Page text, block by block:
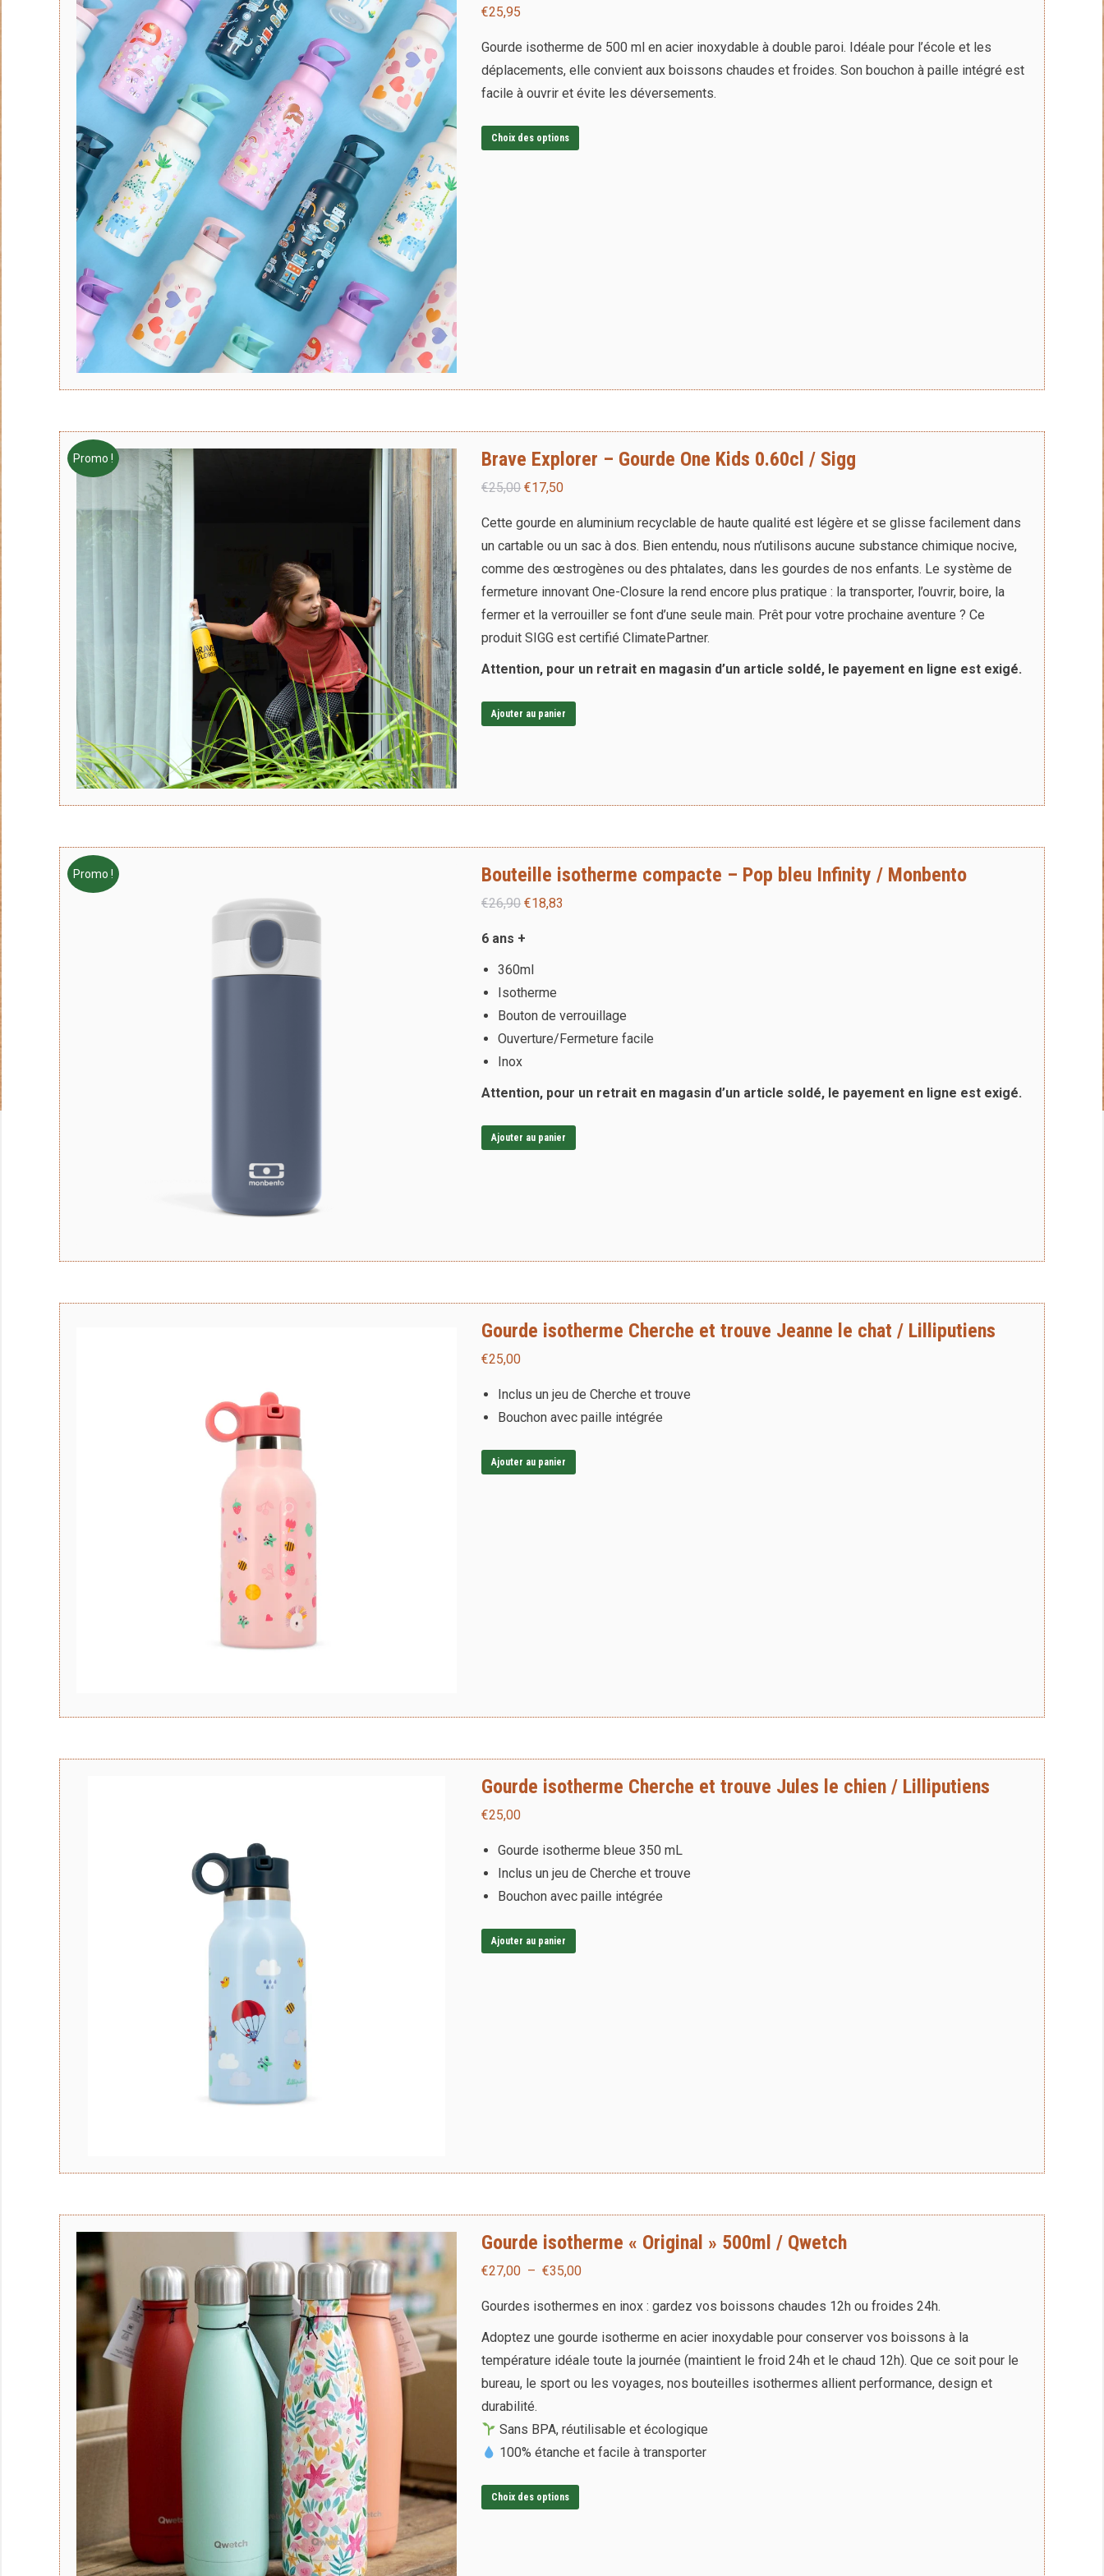
au
plus
ancien
€25,95
Gourde isotherme de 500 ml en acier inoxydable à double paroi. Idéale pour l’école et les
déplacements, elle convient aux boissons chaudes et froides. Son bouchon à paille intégré est
facile à ouvrir et évite les déversements.
Choix des options
la
du
produit
Promo ! Brave Explorer – Gourde One Kids 0.60cl / Sigg
€25,00 Le
initial
était :
€25,00.
€17,50Le
actuel
est :
€17,50.
Cette gourde en aluminium recyclable de haute qualité est légère et se glisse facilement dans
un cartable ou un sac à dos. Bien entendu, nous n’utilisons aucune substance chimique nocive,
comme des œstrogènes ou des phtalates, dans les gourdes de nos enfants. Le système de
fermeture innovant One-Closure la rend encore plus pratique : la transporter, l’ouvrir, boire, la
fermer et la verrouiller se font d’une seule main. Prêt pour votre prochaine aventure ? Ce
produit SIGG est certifié ClimatePartner.
Attention, pour un retrait en magasin d’un article soldé, le payement en ligne est exigé.
Ajouter au panier
Promo ! Bouteille isotherme compacte – Pop bleu Infinity / Monbento
€26,90 Le
était :
€26,90.
€18,83
6 ans +
360ml
Isotherme
Bouton de verrouillage
Ouverture/Fermeture facile
Inox
Attention, pour un retrait en magasin d’un article soldé, le payement en ligne est exigé.
Ajouter au panier
Gourde isotherme Cherche et trouve Jeanne le chat / Lilliputiens
€25,00
Inclus un jeu de Cherche et trouve
Bouchon avec paille intégrée
Ajouter au panier
Gourde isotherme Cherche et trouve Jules le chien / Lilliputiens
€25,00
Gourde isotherme bleue 350 mL
Inclus un jeu de Cherche et trouve
Bouchon avec paille intégrée
Ajouter au panier
Gourde isotherme « Original » 500ml / Qwetch
€27,00 – €35,00Plage
prix :
€27,00
à
€35,00
Gourdes isothermes en inox : gardez vos boissons chaudes 12h ou froides 24h.
Adoptez une gourde isotherme en acier inoxydable pour conserver vos boissons à la
température idéale toute la journée (maintient le froid 24h et le chaud 12h). Que ce soit pour le
bureau, le sport ou les voyages, nos bouteilles isothermes allient performance, design et
durabilité.
Sans BPA, réutilisable et écologique
100% étanche et facile à transporter
Choix des options